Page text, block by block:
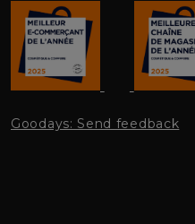
Goodays: Send feedback